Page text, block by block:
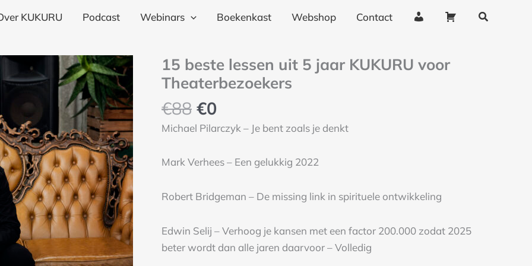
KUKURU Podcast Webinars Boekenkast Webshop Contact
o
v
n
W
Zoeken
15 beste lessen uit 5 jaar KUKURU voor
Theaterbezoekers
€88
Oorspronkelijke
prijs
was:
€88.
€0
Huidige
prijs
is:
Michael Pilarczyk – Je bent zoals je denkt
Mark Verhees – Een gelukkig 2022
Robert Bridgeman – De missing link in spirituele ontwikkeling
Edwin Selij – Verhoog je kansen met een factor 200.000 zodat 2025
beter wordt dan alle jaren daarvoor – Volledig
15
beste
uit
5
KUKURU
Theaterbezoekers
€88.€0.uit
KUKURU
voor